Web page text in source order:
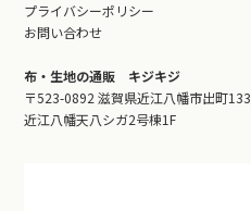
プライバシーポリシー
お問い合わせ
布・生地の通販 キジキジ
〒523-0892 滋賀県近江八幡市出町133
近江八幡天八シガ2号棟1F